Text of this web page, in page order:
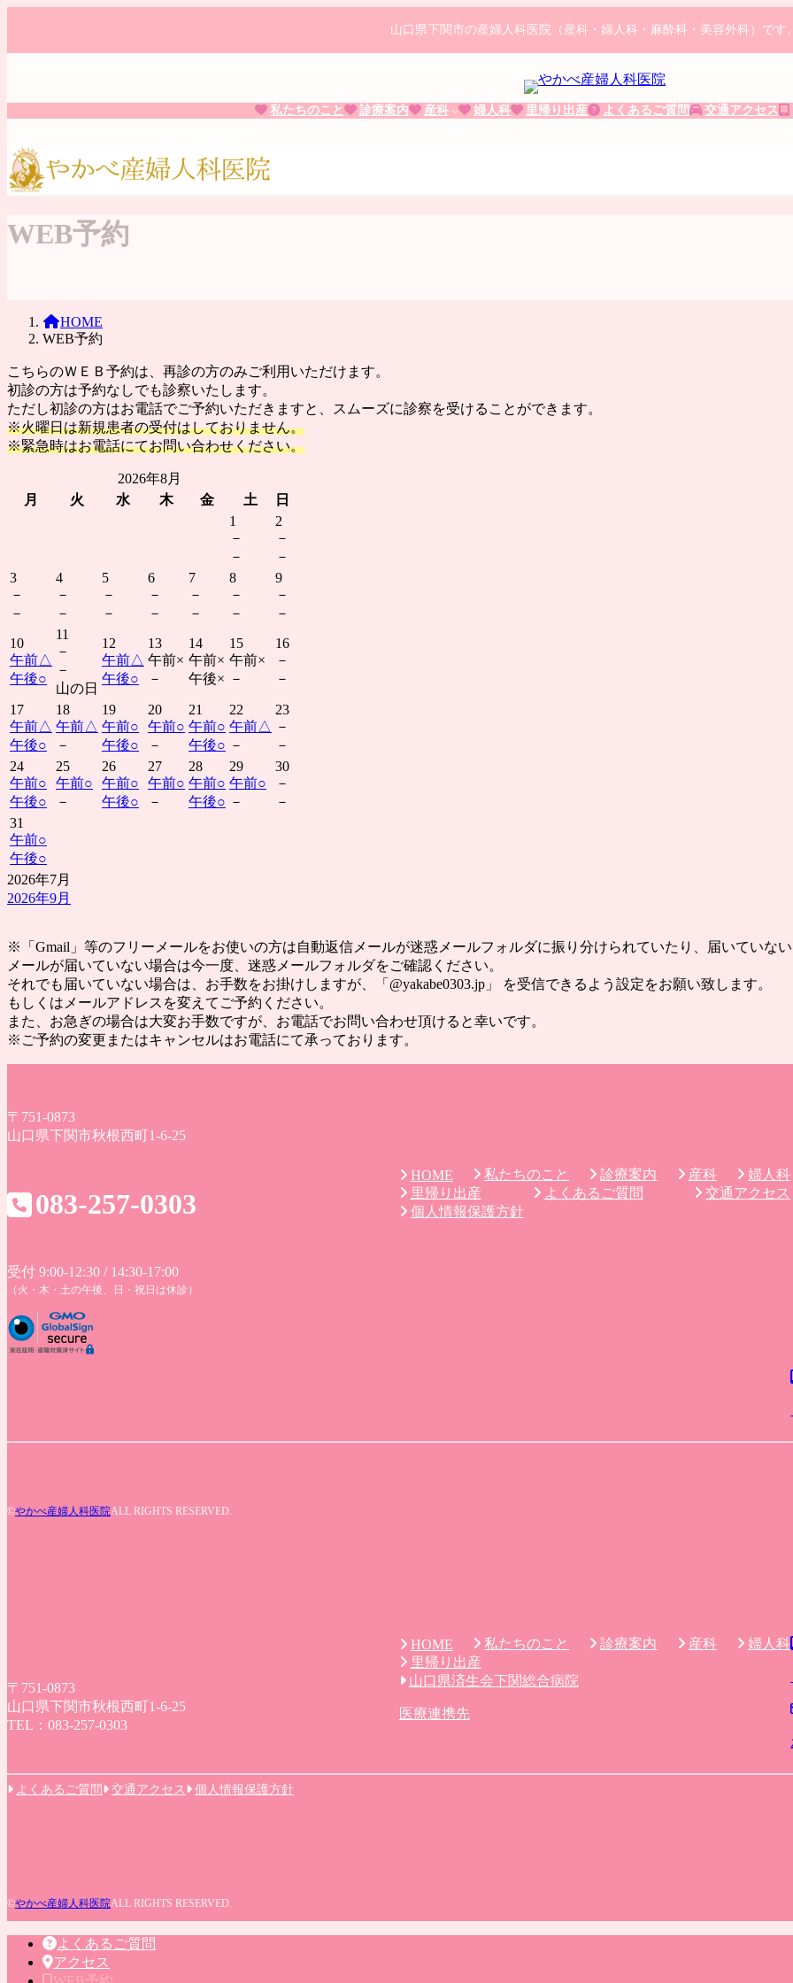
テ
へ
ッ
プ
ゲ
ョ
移
動
山口県下関市の産婦人科医院（産科・婦人科・麻酔科・美容外科）です。
私たちのこと 診療案内 産科 婦人科 里帰り出産 よくあるご質問 交通アクセス
WEB予約
HOME
WEB予約
こちらのＷＥＢ予約は、再診の方のみご利用いただけます。
初診の方は予約なしでも診察いたします。
ただし初診の方はお電話でご予約いただきますと、スムーズに診察を受けることができます。
※火曜日は新規患者の受付はしておりません。
※緊急時はお電話にてお問い合わせください。
2026年8月
月
火 水 木 金 土
日
1
－
－
2
－
－
3
－
－
4
－
－
5
－
－
6
－
－
7
－
－
8
－
－
9
－
－
10
午前△
午後○
11
－
－
山の日
12
午前△
午後○
13
午前×
－
14
午前×
午後×
15
午前×
－
16
－
－
17
午前△
午後○
18
午前△
－
19
午前○
午後○
20
午前○
－
21
午前○
午後○
22
午前△
－
23
－
－
24
午前○
午後○
25
午前○
－
26
午前○
午後○
27
午前○
－
28
午前○
午後○
29
午前○
－
30
－
－
31
午前○
午後○
2026年7月
2026年9月
※「Gmail」等のフリーメールをお使いの方は自動返信メールが迷惑メールフォルダに振り分けられていたり、届いていない
メールが届いていない場合は今一度、迷惑メールフォルダをご確認ください。
それでも届いていない場合は、お手数をお掛けしますが、「@yakabe0303.jp」 を受信できるよう設定をお願い致します。
もしくはメールアドレスを変えてご予約ください。
また、お急ぎの場合は大変お手数ですが、お電話でお問い合わせ頂けると幸いです。
※ご予約の変更またはキャンセルはお電話にて承っております。
〒751-0873
山口県下関市秋根西町1-6-25
083-257-0303
受付 9:00-12:30 / 14:30-17:00
（火・木・土の午後、日・祝日は休診）
HOME 私たちのこと 診療案内 産科
婦人科
里帰り出産
よくあるご質問
交通アクセス
個人情報保護方針
©やかべ産婦人科医院ALL RIGHTS RESERVED.
〒751-0873
山口県下関市秋根西町1-6-25
TEL：083-257-0303
HOME 私たちのこと 診療案内 産科
婦人科
里帰り出産
山口県済生会下関総合病院
医療連携先
よくあるご質問 交通アクセス 個人情報保護方針
©やかべ産婦人科医院ALL RIGHTS RESERVED.
よくあるご質問
アクセス